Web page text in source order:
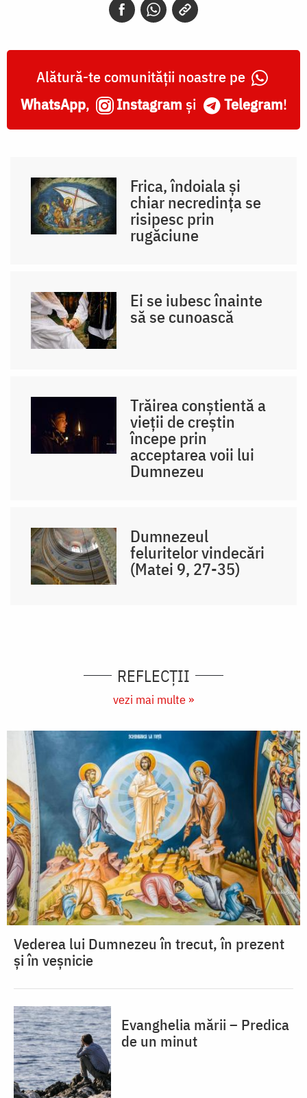
Alătură-te comunității noastre pe
WhatsApp, Instagram și Telegram!
Frica, îndoiala și
chiar necredința se
risipesc prin
rugăciune
Ei se iubesc înainte
să se cunoască
Trăirea conștientă a
vieții de creștin
începe prin
acceptarea voii lui
Dumnezeu
Dumnezeul
feluritelor vindecări
(Matei 9, 27-35)
REFLECȚII
vezi mai multe »
Vederea lui Dumnezeu în trecut, în prezent
și în veșnicie
Evanghelia mării – Predica
de un minut